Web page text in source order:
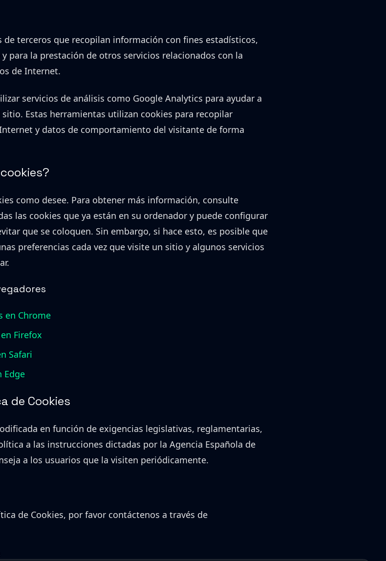
terceros que recopilan información con fines estadísticos,
para la prestación de otros servicios relacionados con la
de Internet.
servicios de análisis como Google Analytics para ayudar a
Estas herramientas utilizan cookies para recopilar
y datos de comportamiento del visitante de forma
como desee. Para obtener más información, consulte
las cookies que ya están en su ordenador y puede configurar
que se coloquen. Sin embargo, si hace esto, es posible que
preferencias cada vez que visite un sitio y algunos servicios
en Chrome
Firefox
Safari
Edge
de Cookies
en función de exigencias legislativas, reglamentarias,
a las instrucciones dictadas por la Agencia Española de
a los usuarios que la visiten periódicamente.
de Cookies, por favor contáctenos a través de